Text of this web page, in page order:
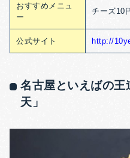
おすすめメニュ
ー
チーズ10
公式サイト http://
名古屋といえばの
天」